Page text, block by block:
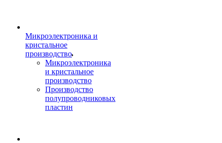
Микроэлектроника и
кристальное
производство
Микроэлектроника
и кристальное
производство
Производство
полупроводниковых
пластин